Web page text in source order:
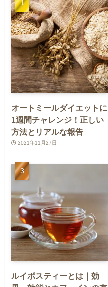
オートミールダイエットに
1週間チャレンジ！正しい
方法とリアルな報告
2021年11月27日
ルイボスティーとは｜効